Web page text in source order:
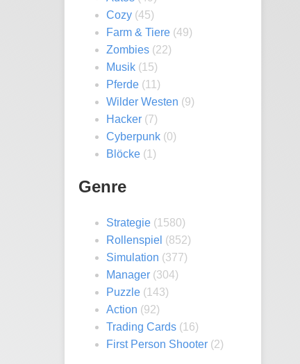
Cozy (45)
Farm & Tiere (49)
Zombies (22)
Musik (15)
Pferde (11)
Wilder Westen (9)
Hacker (7)
Cyberpunk (0)
Blöcke (1)
Genre
Strategie (1580)
Rollenspiel (852)
Simulation (377)
Manager (304)
Puzzle (143)
Action (92)
Trading Cards (16)
First Person Shooter (2)